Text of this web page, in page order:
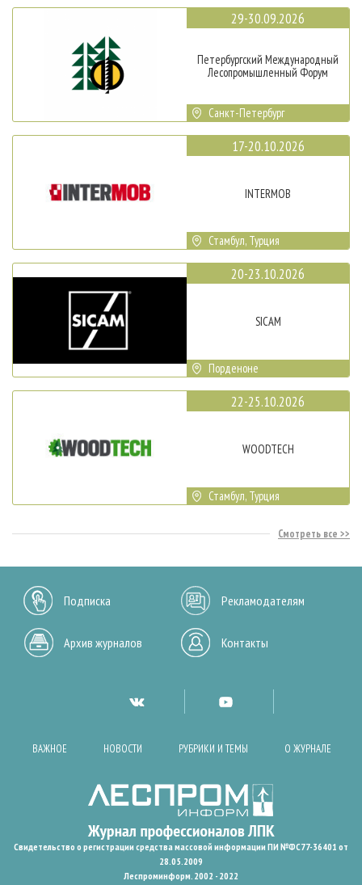
29-30.09.2026
Петербургский Международный
Лесопромышленный Форум
Санкт-Петербург
17-20.10.2026
INTERMOB
Стамбул, Турция
20-23.10.2026
SICAM
Порденоне
22-25.10.2026
WOODTECH
Стамбул, Турция
Смотреть все
Подписка Рекламодателям
Архив журналов Контакты
ВАЖНОЕ НОВОСТИ РУБРИКИ И ТЕМЫ О ЖУРНАЛЕ
Свидетельство о регистрации средства массовой информации ПИ №ФС77-36401 от
28.05.2009
Леспроминформ. 2002 - 2022